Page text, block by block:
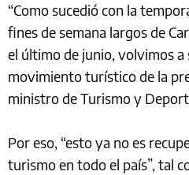
“Como sucedió con la
fines de semana largos de
el último de junio, volvimos a
movimiento turístico de la
ministro de Turismo y
Por eso, “esto ya no es
turismo en todo el país”, tal